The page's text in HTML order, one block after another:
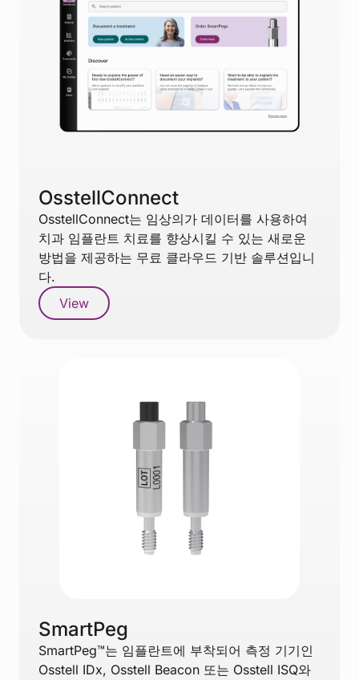
OsstellConnect
OsstellConnect는 임상의가 데이터를 사용하여
치과 임플란트 치료를 향상시킬 수 있는 새로운
방법을 제공하는 무료 클라우드 기반 솔루션입니
다.
View
SmartPeg
SmartPeg™는 임플란트에 부착되어 측정 기기인
Osstell IDx, Osstell Beacon 또는 Osstell ISQ와